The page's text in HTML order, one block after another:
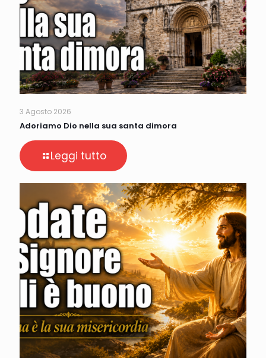
3 Agosto 2026
Adoriamo Dio nella sua santa dimora
Leggi tutto